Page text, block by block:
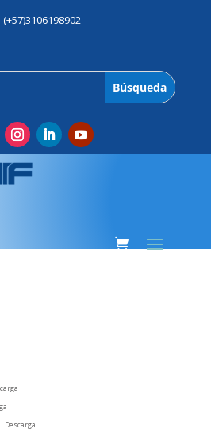
(+57)3106198902
Descarga